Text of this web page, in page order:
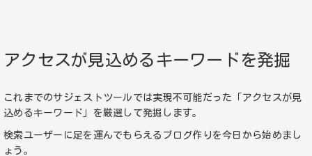
アクセスが見込めるキーワードを発掘
これまでのサジェストツールでは実現不可能だった「アクセスが見
込めるキーワード」を厳選して発掘します。
検索ユーザーに足を運んでもらえるブログ作りを今日から始めまし
ょう。